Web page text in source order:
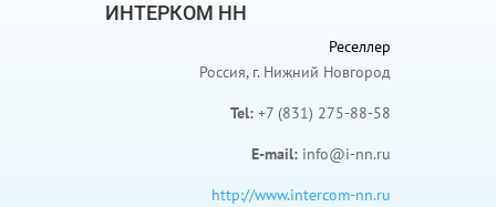
ИНТЕРКОМ НН
Реселлер
Россия, г. Нижний Новгород
Tel: +7 (831) 275-88-58
E-mail: info@i-nn.ru
http://www.intercom-nn.ru